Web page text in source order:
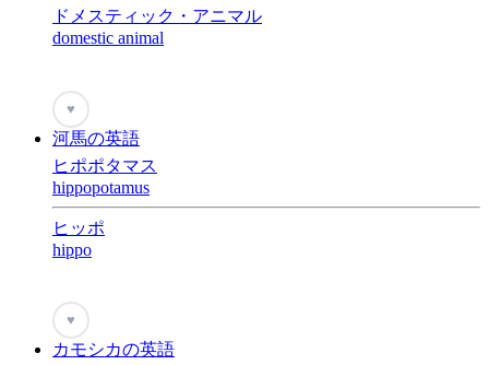
ドメスティック・アニマル
domestic animal
♥
河馬の英語
ヒポポタマス
hippopotamus
ヒッポ
hippo
♥
カモシカの英語